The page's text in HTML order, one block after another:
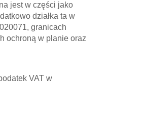
jest w części jako
działka ta w
granicach
ochroną w planie oraz
VAT w